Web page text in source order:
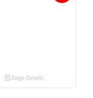
Zeige Details